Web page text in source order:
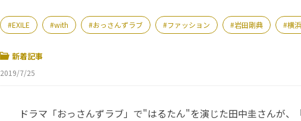
EXILE with おっさんずラブ ファッション 岩田剛典 横
新着記事
2019/7/25
ドラマ「おっさんずラブ」で"はるたん"を演じた田中圭さんが、